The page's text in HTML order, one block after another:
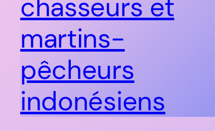
chasseurs et
martins-
pêcheurs
indonésiens